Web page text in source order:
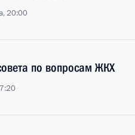
20:00
по вопросам ЖКХ